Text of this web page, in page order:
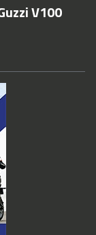
V100